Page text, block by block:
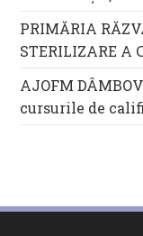
PRIMĂRIA
STERILIZARE A
AJOFM
cursurile de